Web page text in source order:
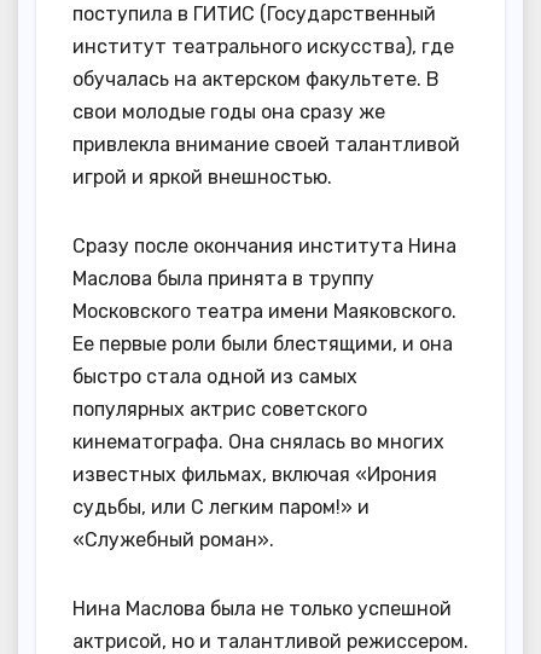
поступила в ГИТИС (Государственный
институт театрального искусства), где
обучалась на актерском факультете. В
свои молодые годы она сразу же
привлекла внимание своей талантливой
игрой и яркой внешностью.
Сразу после окончания института Нина
Маслова была принята в труппу
Московского театра имени Маяковского.
Ее первые роли были блестящими, и она
быстро стала одной из самых
популярных актрис советского
кинематографа. Она снялась во многих
известных фильмах, включая «Ирония
судьбы, или С легким паром!» и
«Служебный роман».
Нина Маслова была не только успешной
актрисой, но и талантливой режиссером.